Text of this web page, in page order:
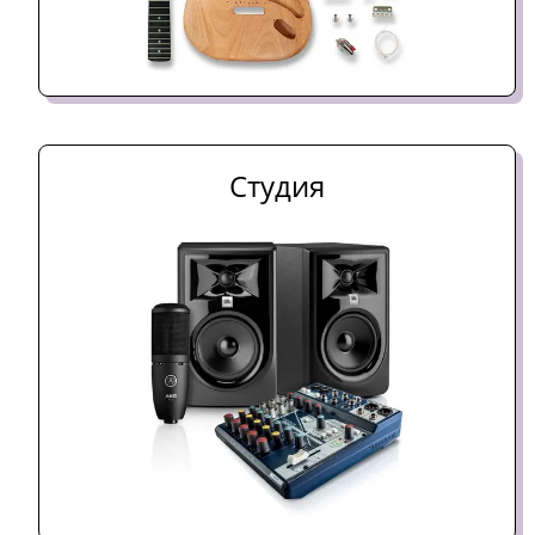
Студия